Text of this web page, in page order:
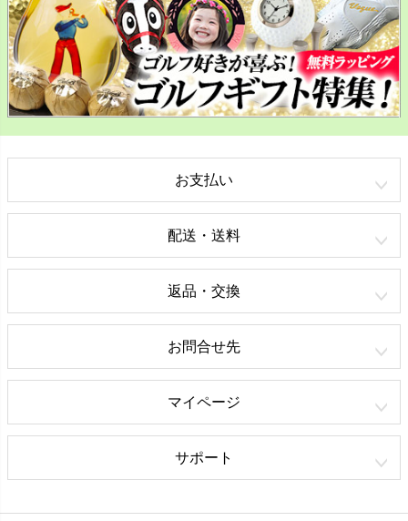
お支払い
配送・送料
返品・交換
お問合せ先
マイページ
サポート